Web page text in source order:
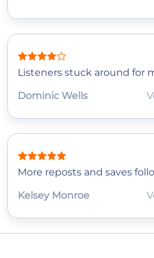
Listeners stuck around for
Dominic Wells
More reposts and saves
Kelsey Monroe